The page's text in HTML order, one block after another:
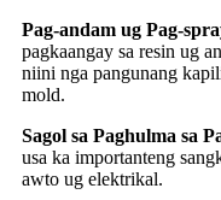
Pag-andam ug Pag-
pagkaangay sa resin ug
niini nga pangunang
mold.
Sagol sa Paghulma sa
usa ka importanteng
awto ug elektrikal.